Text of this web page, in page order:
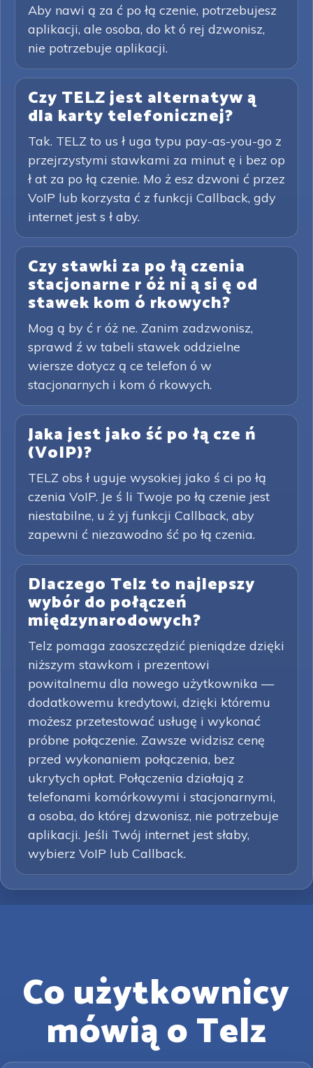
Aby nawi ą za ć po łą czenie, potrzebujesz
aplikacji, ale osoba, do kt ó rej dzwonisz,
nie potrzebuje aplikacji.
Czy TELZ jest alternatyw ą
dla karty telefonicznej?
Tak. TELZ to us ł uga typu pay-as-you-go z
przejrzystymi stawkami za minut ę i bez op
ł at za po łą czenie. Mo ż esz dzwoni ć przez
VoIP lub korzysta ć z funkcji Callback, gdy
internet jest s ł aby.
Czy stawki za po łą czenia
stacjonarne r óż ni ą si ę od
stawek kom ó rkowych?
Mog ą by ć r óż ne. Zanim zadzwonisz,
sprawd ź w tabeli stawek oddzielne
wiersze dotycz ą ce telefon ó w
stacjonarnych i kom ó rkowych.
Jaka jest jako ść po łą cze ń
(VoIP)?
TELZ obs ł uguje wysokiej jako ś ci po łą
czenia VoIP. Je ś li Twoje po łą czenie jest
niestabilne, u ż yj funkcji Callback, aby
zapewni ć niezawodno ść po łą czenia.
Dlaczego Telz to najlepszy
wybór do połączeń
międzynarodowych?
Telz pomaga zaoszczędzić pieniądze dzięki
niższym stawkom i prezentowi
powitalnemu dla nowego użytkownika —
dodatkowemu kredytowi, dzięki któremu
możesz przetestować usługę i wykonać
próbne połączenie. Zawsze widzisz cenę
przed wykonaniem połączenia, bez
ukrytych opłat. Połączenia działają z
telefonami komórkowymi i stacjonarnymi,
a osoba, do której dzwonisz, nie potrzebuje
aplikacji. Jeśli Twój internet jest słaby,
wybierz VoIP lub Callback.
Co użytkownicy
mówią o Telz